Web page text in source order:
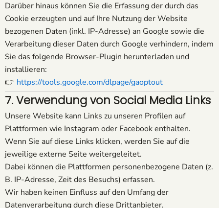
Darüber hinaus können Sie die Erfassung der durch das
Cookie erzeugten und auf Ihre Nutzung der Website
bezogenen Daten (inkl. IP-Adresse) an Google sowie die
Verarbeitung dieser Daten durch Google verhindern, indem
Sie das folgende Browser-Plugin herunterladen und
installieren:
👉 https://tools.google.com/dlpage/gaoptout
7. Verwendung von Social Media Links
Unsere Website kann Links zu unseren Profilen auf
Plattformen wie Instagram oder Facebook enthalten.
Wenn Sie auf diese Links klicken, werden Sie auf die
jeweilige externe Seite weitergeleitet.
Dabei können die Plattformen personenbezogene Daten (z.
B. IP-Adresse, Zeit des Besuchs) erfassen.
Wir haben keinen Einfluss auf den Umfang der
Datenverarbeitung durch diese Drittanbieter.